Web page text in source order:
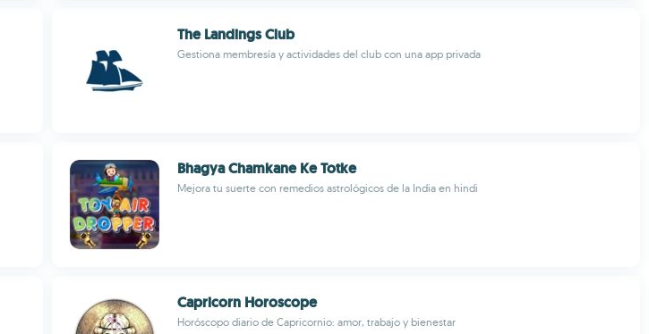
The Landings Club
Gestiona membresía y actividades del club con una app privada
Bhagya Chamkane Ke Totke
Mejora tu suerte con remedios astrológicos de la India en hindi
Capricorn Horoscope
Horóscopo diario de Capricornio: amor, trabajo y bienestar